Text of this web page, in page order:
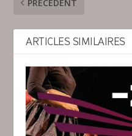
PRÉCÉDENT
ARTICLES SIMILAIRES